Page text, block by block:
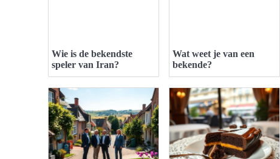
Wie is de bekendste
speler van Iran?
Wat weet je van een
bekende?